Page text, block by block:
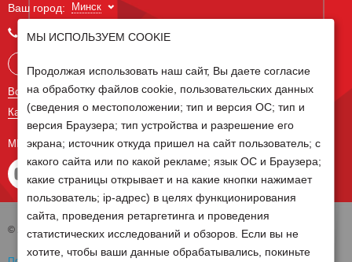
Ваш город: Минск
+375 29 238 97 34
Все контакты
Карта сайта
МЫ В СОЦ СЕТЯХ
© 2026 Группа компаний Белагро
МЫ ИСПОЛЬЗУЕМ COOKIE
Продолжая использовать наш сайт, Вы даете согласие
на обработку файлов cookie, пользовательских данных
(сведения о местоположении; тип и версия ОС; тип и
версия Браузера; тип устройства и разрешение его
экрана; источник откуда пришел на сайт пользователь; с
какого сайта или по какой рекламе; язык ОС и Браузера;
какие страницы открывает и на какие кнопки нажимает
пользователь; ip-адрес) в целях функционирования
сайта, проведения ретаргетинга и проведения
статистических исследований и обзоров. Если вы не
хотите, чтобы ваши данные обрабатывались, покиньте